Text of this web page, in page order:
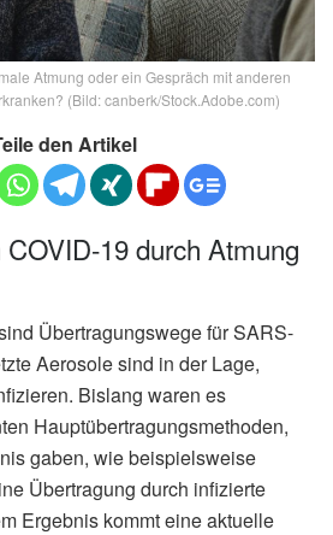
Atmung oder ein Gespräch mit anderen
(Bild: canberk/Stock.Adobe.com)
den Artikel
19 durch Atmung
Übertragungswege für SARS-
Aerosole sind in der Lage,
Bislang waren es
Hauptübertragungsmethoden,
gaben, wie beispielsweise
Übertragung durch infizierte
Ergebnis kommt eine aktuelle